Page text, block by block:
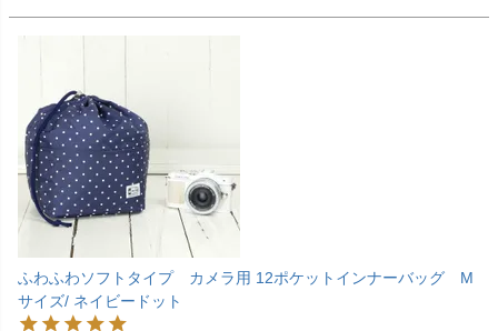
ふわふわソフトタイプ カメラ用 12ポケットインナーバッグ М
サイズ/ ネイビードット